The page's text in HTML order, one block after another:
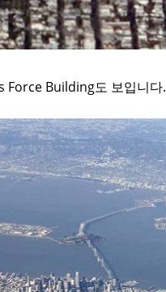
Force Building도 보입니다.